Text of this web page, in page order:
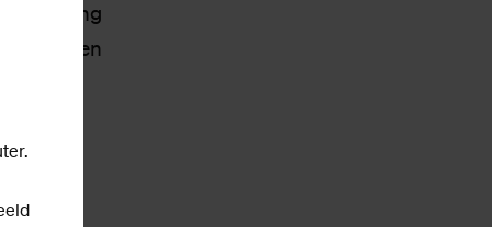
naar een
een
en